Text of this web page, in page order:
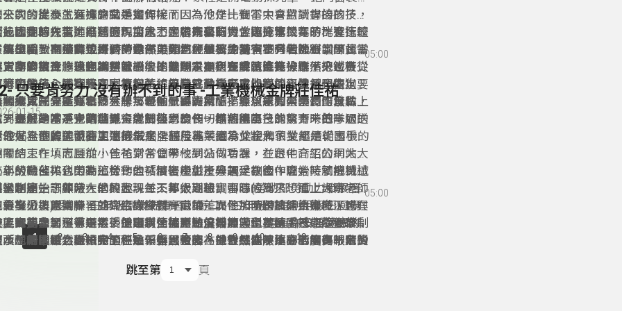
來的發展及生涯進路又是如何呢？
技職翻轉人生》將透過門窗木工金牌同學的實作與分享，
解技職教育務實致用的特色，與如何能讓人生變得不同。
公司，從小就有機會動手實作，而因為他是一個不太喜歡讀書的孩子，
此國中時在老師推薦下，加入了國中技藝班，並選擇電機電子群進行體
與學習，在那時也到過南港高工參訪，並被冷凍空調科給吸引，因此當
入南港高工冷凍空調科就讀後，就決定要走選手這條路。
一次的比賽，選擇的職類是銲接，因為冷作比賽當中會用到銲接的技
，因此想先精進自己的銲接能力，若未來有機會比冷作競賽時，會比較
易上手，不過銲接是到勞動部勞動力發展署北基宜花分署進行訓練，需
更多的自律，也因為是第一次比賽所以在初賽時就直接被刷下來。
過比賽的練習，皓翔發現自己不是很有自制力，因此第二年的比賽選擇
能夠回到南港高工練習的冷作，因為在學校練習，會有老師跟同學督
，而會被冷作這個職類吸引，是曾經看過學長實際進行操作，把鐵板從
本的樣子，透過繪圖、裁切、銲接變成非常厲害的模型，像是一隻狗、
台火車、一座鐵橋等等，那時他覺得非常酷，並想著如果學長可以做
，那他是不是也可以。
第51屆全國技能競賽時，雖然皓翔已經很努力練習了，但比賽當下還是
常的緊張，腦袋也常常當機，不過還是順利完成了比賽，雖然分區賽只
第四名、全國賽只拿到第五名，但是終於有完成比賽的喜悅，也決定要
繼續比一年。
三年的競賽，已經調整好心態的皓翔，不只在練習時充分準備，也帶著
分百的信心去比賽，因為抱著這是自己最後一次比賽的心情並全力以
，不只在分區賽拿下金牌，也在全國賽摘下夢寐以求的全國冷作金牌，
到金牌的當下，皓翔覺得之前努力的一切都值得了。
到金牌後，皓翔先在家裡幫忙，安裝電動採光罩與銲接組裝鋁門窗，之
將進入國立臺北科技大學技優領航專班就讀，希望能和南港高工曾站上
界舞台為國爭光的林謙育老師與學長們一樣，能為台灣拿下未曾拿過的
作世界金牌，而在更遠的未來，想用專業繼承並壯大家業。
翔非常感謝指導老師林謙育老師一路的用心指導，還有學長們的無私傳
，更感動冷凍空調世界金牌田佳承學長，還將國際技能競賽時的隊服送
他，為他的國手夢加油打氣。
到最好，才不會有遺憾。從銲接到冷作，皓翔用自己的努力，把一切做
最好，不留遺憾的拿下第52屆全國技能競賽冷作金牌，並繼續朝國手的
想邁進，持續追求卓越。
05:00
只要肯努力 沒有辦不到的事 -工業機械金牌莊佳祐
01-15
52屆全國技能競賽工業機械金牌莊佳祐，因為父親和伯父都是從事機械
關的工作，而且從小爸爸常常會帶他到公司看看，並跟他介紹公司大大
小的機台，也因為這樣，佳祐慢慢產生了興趣，在國中會考時就把機械
當作第一志願。
考結束在填志願前，佳祐到各個學校網站做功課，在台中高工的網站上
到勞動部與台中高工合作的「精密機械產學訓建教合作班」，了解到這
學制是：一年級在學校上課，二年級到職訓中心(勞動部勞動力發展署
彰投分署)受訓，三年級到業界實習，而二、三年級則是利用假日回學
上課補強學科，畢業後還可以銜接到勤益科技大學就讀，看完這個學制
，他的眼睛為之一亮，經過一番思索後，就毅然決然填寫了網路報名
人們也尊重了他的選擇。
年級時佳祐到勞動部勞動力發展署中彰投分署受訓後，開始接觸機械加
，也產生了非常大的興趣，每天都很期待實習課的到來，而上課時老師
分享了技能競賽，並介紹許多競賽職種，而他那時對於綜合機械深感興
，因此參加選手選拔，並順利通過測驗，如願當上了選手。
過剛開始訓練時，他的表現並不算太理想，那時候為了想追上大家，只
更努力，常常早早就到工廠練習，而第一次參加全國技能競賽時，也在
區賽中拿到了第二名，但因為全國賽難度增加，還要練習PLC的程式編
及配線，雖然佳祐完全不敢鬆懈，但因為機台打亂了比賽的節奏，他後
牌一直感到很遺憾，經過思考決定再比一次，不過，綜合機械這個職類
業機械與原本練習的綜合機械有一定的差異性，而跨職類不僅多了許多
能需要學習，像是：手提電鑽、氣壓、焊接等等……還有許多要適應的
西，原本綜合機械的工件是偏小且精密，並對每個零件的精度有一定的
件，或者利用手提電鑽進行加工，因此就會出現一些不需要精準度或是
要肯努力，沒有辦不到的事，佳祐用加倍努力順利在全國技能競賽首次
「工業機械」職類中順利拿下全國金牌，他很感謝陳建亦老師、林育賢
為沒有老師們的教導，就不會有今天的他，而佳祐也非常感謝林宗漢學
本想朝國手之路出發的佳祐，雖然後來在操作機器時不小心用傷眼睛，
界舞台發光，佳祐也希望能在下一屆的國手選拔前能順利治療好眼睛，
05:00
1 2 3 4 5 6 7 8 9 10 ... 12
跳至第 頁